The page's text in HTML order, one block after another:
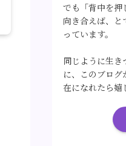
でも「背中を押
向き合えば、と
っています。
同じように生
に、このブロ
在になれたら嬉